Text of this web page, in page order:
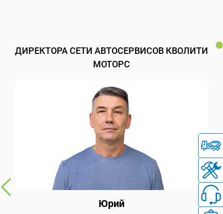
ДИРЕКТОРА СЕТИ АВТОСЕРВИСОВ КВОЛИТИ
МОТОРС
Юрий